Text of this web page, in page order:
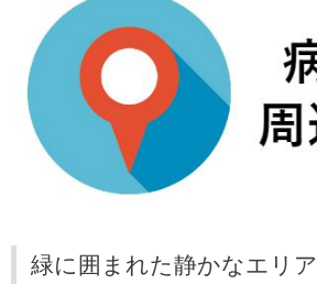
緑に囲まれた静かなエリア